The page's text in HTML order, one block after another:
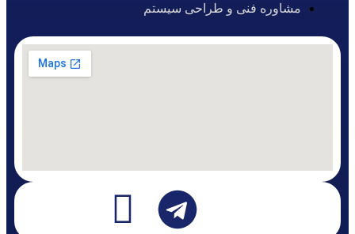
مشاوره فنی و طراحی سیستم